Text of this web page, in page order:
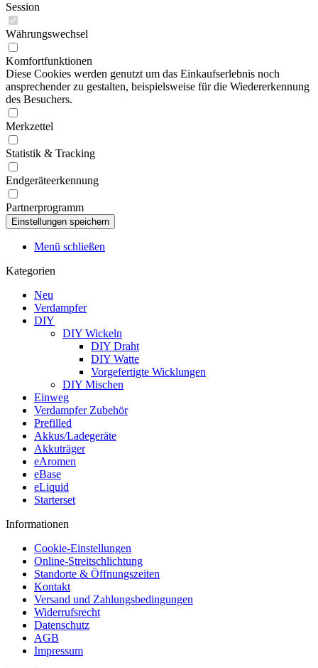
Session
Währungswechsel
Komfortfunktionen
Diese Cookies werden genutzt um das Einkaufserlebnis noch
ansprechender zu gestalten, beispielsweise für die Wiedererkennung
des Besuchers.
Merkzettel
Statistik & Tracking
Endgeräteerkennung
Partnerprogramm
Menü schließen
Kategorien
Neu
Verdampfer
DIY
DIY Wickeln
DIY Draht
DIY Watte
Vorgefertigte Wicklungen
DIY Mischen
Einweg
Verdampfer Zubehör
Prefilled
Akkus/Ladegeräte
Akkuträger
eAromen
eBase
eLiquid
Starterset
Informationen
Cookie-Einstellungen
Online-Streitschlichtung
Standorte & Öffnungszeiten
Kontakt
Versand und Zahlungsbedingungen
Widerrufsrecht
Datenschutz
AGB
Impressum